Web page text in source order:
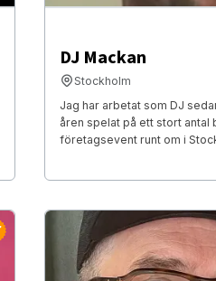
DJ Mackan
Stockholm
Jag har arbetat som DJ
åren spelat på ett stort
företagsevent runt om i